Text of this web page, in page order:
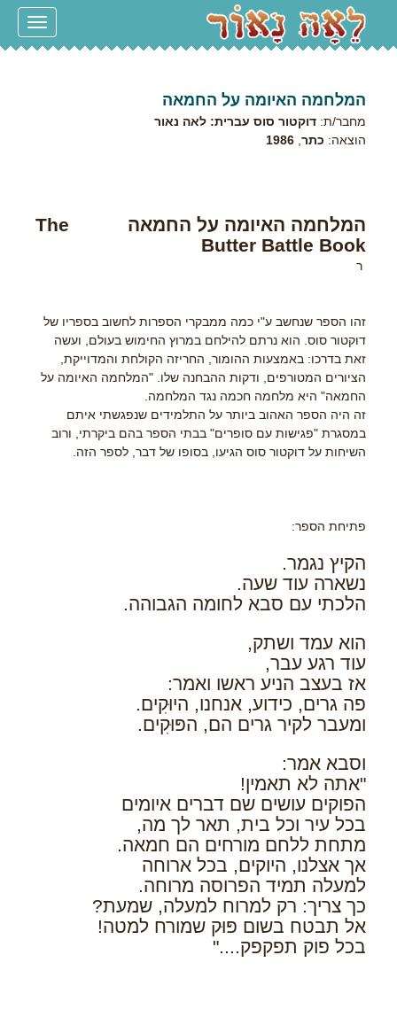
Toggle
המלחמה האיומה על החמאה
מחבר/ת: דוקטור סוס עברית: לאה נאור
הוצאה: כתר 1986
המלחמה האיומה על החמאה The
Butter Battle Book
ר
זהו הספר שנחשב ע"י כמה ממבקרי הספרות לחשוב בספריו של
דוקטור סוס. הוא נרתם להילחם במרוץ החימוש בעולם, ועשה
זאת בדרכו: באמצעות ההומור, החריזה הקולחת והמדוייקת,
הציורים המטורפים, ודקות ההבחנה שלו. "המלחמה האיומה על
החמאה" היא מלחמה חכמה נגד המלחמה.
זה היה הספר האהוב ביותר על התלמידים שנפגשתי איתם
במסגרת "פגישות עם סופרים" בבתי הספר בהם ביקרתי, ורוב
השיחות על דוקטור סוס הגיעו, בסופו של דבר, לספר הזה.
פתיחת הספר:
הקיץ נגמר.
נשארה עוד שעה.
הלכתי עם סבא לחומה הגבוהה.
הוא עמד ושתק,
עוד רגע עבר,
אז בעצב הניע ראשו ואמר:
פה גרים, כידוע, אנחנו, היוּקִים.
ומעבר לקיר גרים הם, הפּוּקִים.
וסבא אמר:
"אתה לא תאמין!
הפוקים עושים שם דברים איומים
בכל עיר וכל בית, תאר לך מה,
מתחת ללחם מורחים הם חמאה.
אך אצלנו, היוקים, בכל ארוחה
למעלה תמיד הפרוסה מרוחה.
כך צריך: רק למרוח למעלה, שמעת?
אל תבטח בשום פּוּק שמורח למטה!
בכל פוק תפקפק...."